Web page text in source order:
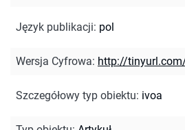
Język publikacji: pol
Wersja Cyfrowa: http://
Szczegółowy typ obiektu: ivoa